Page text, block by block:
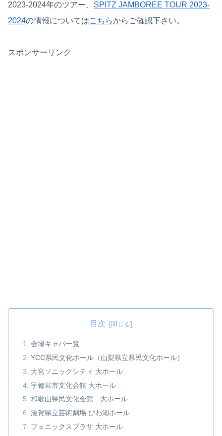
2023-2024年のツアー、 SPITZ JAMBOREE TOUR 2023-
2024の情報についてはこちらからご確認下さい。
スポンサーリンク
目次
会場キャパ一覧
YCC県民文化ホール（山梨県立県民文化ホール）
大宮ソニックシティ 大ホール
宇都宮市文化会館 大ホール
和歌山県民文化会館 大ホール
滋賀県立芸術劇場 びわ湖ホール
フェニックスプラザ 大ホール